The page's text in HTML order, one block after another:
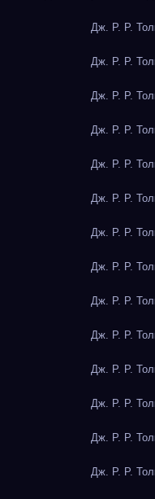
Дж. Р. Р.
Дж. Р. Р.
Дж. Р. Р.
Дж. Р. Р.
Дж. Р. Р.
Дж. Р. Р.
Дж. Р. Р.
Дж. Р. Р.
Дж. Р. Р.
Дж. Р. Р.
Дж. Р. Р.
Дж. Р. Р.
Дж. Р. Р.
Дж. Р. Р.